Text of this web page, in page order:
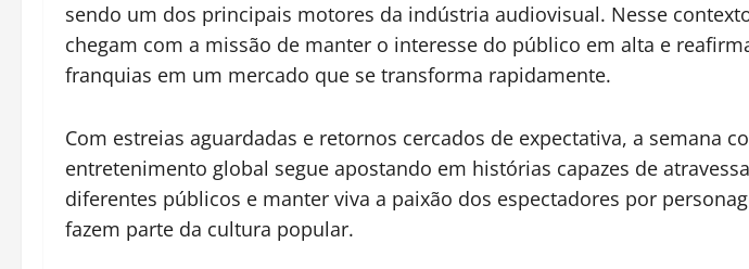
sendo um dos principais motores da indústria audiovisual. Nesse
chegam com a missão de manter o interesse do público em alta e
franquias em um mercado que se transforma rapidamente.
Com estreias aguardadas e retornos cercados de expectativa, a semana
entretenimento global segue apostando em histórias capazes de
diferentes públicos e manter viva a paixão dos espectadores por
fazem parte da cultura popular.